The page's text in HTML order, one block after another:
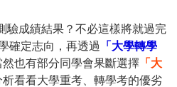
驗成績結果？不必這樣將就過完
確定志向，再透過
「大學轉學
也有部分同學會果斷選擇 「大
析看看大學重考、轉學考的優劣